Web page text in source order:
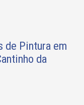
de Pintura em
da